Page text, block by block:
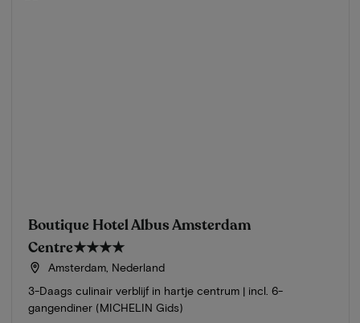
Boutique Hotel Albus Amsterdam
Centre★★★★
Amsterdam, Nederland
3-Daags culinair verblijf in hartje centrum | incl. 6-
gangendiner (MICHELIN Gids)